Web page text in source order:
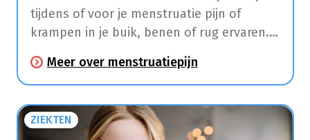
tijdens of voor je menstruatie pijn of
krampen in je buik, benen of rug ervaren.
periode ook last van hoofdpijn, moeheid,
moodswings, pijnlijke borsten, een
opgeblazen gevoel, misselijkheid, diarree
en duizeligheid.
Meer over menstruatiepijn
ZIEKTEN